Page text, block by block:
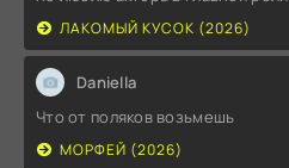
ЛАКОМЫЙ КУСОК (2026)
Daniella
Что от поляков возьмешь
МОРФЕЙ (2026)